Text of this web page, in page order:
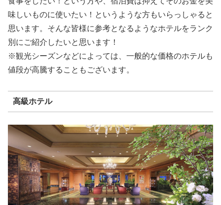
味しいものに使いたい！というような方もいらっしゃると
思います。そんな皆様に参考となるようなホテルをランク
別にご紹介したいと思います！
※観光シーズンなどによっては、一般的な価格のホテルも
値段が高騰することもございます。
高級ホテル